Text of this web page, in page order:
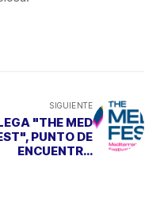
SIGUIENTE
"THE MED
PUNTO DE
ENCUENTRO